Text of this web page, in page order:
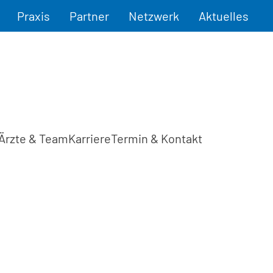
Praxis Partner Netzwerk Aktuelles
& TeamKarriereTermin & Kontakt